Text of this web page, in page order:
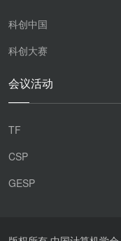
科创中国
科创大赛
会议活动
TF
CSP
GESP